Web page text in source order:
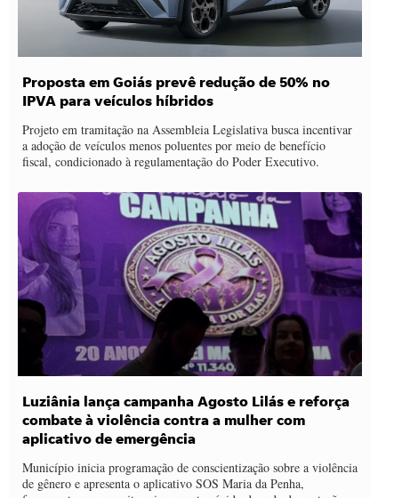
Proposta em Goiás prevê redução de 50% no
IPVA para veículos híbridos
Projeto em tramitação na Assembleia Legislativa busca incentivar
a adoção de veículos menos poluentes por meio de benefício
fiscal, condicionado à regulamentação do Poder Executivo.
Luziânia lança campanha Agosto Lilás e reforça
combate à violência contra a mulher com
aplicativo de emergência
Município inicia programação de conscientização sobre a violência
de gênero e apresenta o aplicativo SOS Maria da Penha,